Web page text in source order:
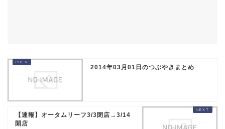
2014年03月01日のつぶやきまとめ
【速報】オータムリーフ3/3閉店→3/14
開店